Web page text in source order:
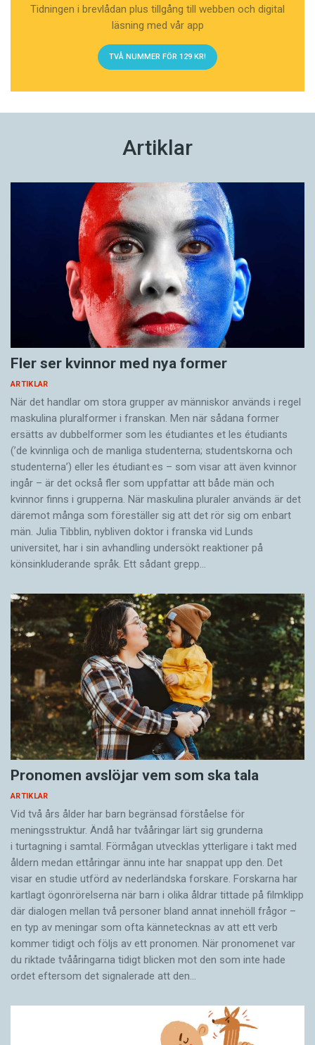
Tidningen i brevlådan plus tillgång till webben och digital
läsning med vår app
TVÅ NUMMER FÖR 129 KR!
Artiklar
Fler ser kvinnor med nya former
ARTIKLAR
När det handlar om stora grupper av människor används i regel
maskulina pluralformer i franskan. Men när sådana ­former
ersätts av dubbel­former som les étudiantes et les étudiants
(’de kvinnliga och de manliga studenterna; studentskorna och
studenterna’) eller les étudiant·es – som visar att även kvinnor
ingår – är det också fler som uppfattar att både män och
kvinnor finns i grupperna. När maskulina pluraler används är det
där­emot många som föreställer sig att det rör sig om enbart
män. Julia Tibblin, nybliven doktor i franska vid Lunds
universitet, har i sin avhandling undersökt reaktioner på
könsinkluderande språk. Ett sådant grepp…
Pronomen avslöjar vem som ska tala
ARTIKLAR
Vid två års ålder har barn begränsad förståelse för
meningsstruktur. Ändå har tvååringar lärt sig grunderna
i turtagning i samtal. Förmågan utvecklas ytterligare i takt med
åldern medan ettåringar ännu inte har snappat upp den. Det
visar en studie utförd av nederländska forskare. Forskarna har
kartlagt ögonrörelserna när barn i olika åldrar tittade på filmklipp
där dialogen mellan två personer bland annat innehöll frågor –
en typ av meningar som ofta kännetecknas av att ett verb
kommer tidigt och följs av ett pronomen. När pronomenet var
du riktade tvååringarna tidigt blicken mot den som inte hade
ordet eftersom det ­signalerade att den…